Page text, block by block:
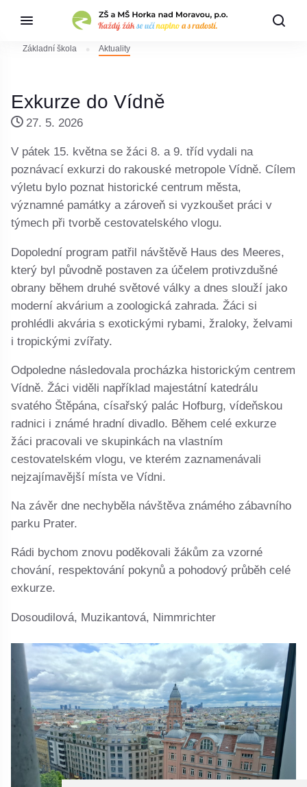
Základní škola Aktuality
Exkurze do Vídně
27. 5. 2026
V pátek 15. května se žáci 8. a 9. tříd vydali na
poznávací exkurzi do rakouské metropole Vídně. Cílem
výletu bylo poznat historické centrum města,
významné památky a zároveň si vyzkoušet práci v
týmech při tvorbě cestovatelského vlogu.
Dopolední program patřil návštěvě Haus des Meeres,
který byl původně postaven za účelem protivzdušné
obrany během druhé světové války a dnes slouží jako
moderní akvárium a zoologická zahrada. Žáci si
prohlédli akvária s exotickými rybami, žraloky, želvami
i tropickými zvířaty.
Odpoledne následovala procházka historickým centrem
Vídně. Žáci viděli například majestátní katedrálu
svatého Štěpána, císařský palác Hofburg, vídeňskou
radnici i známé hradní divadlo. Během celé exkurze
žáci pracovali ve skupinkách na vlastním
cestovatelském vlogu, ve kterém zaznamenávali
nejzajímavější místa ve Vídni.
Na závěr dne nechyběla návštěva známého zábavního
parku Prater.
Rádi bychom znovu poděkovali žákům za vzorné
chování, respektování pokynů a pohodový průběh celé
exkurze.
Dosoudilová, Muzikantová, Nimmrichter